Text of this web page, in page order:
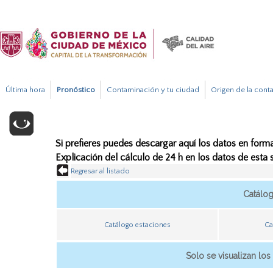
Última hora Pronóstico Contaminación y tu ciudad Origen de la
Si prefieres puedes descargar aquí los datos en
Explicación del cálculo de 24 h en los datos de esta
Regresar al listado
Catálogo estaciones
Solo se visualizan